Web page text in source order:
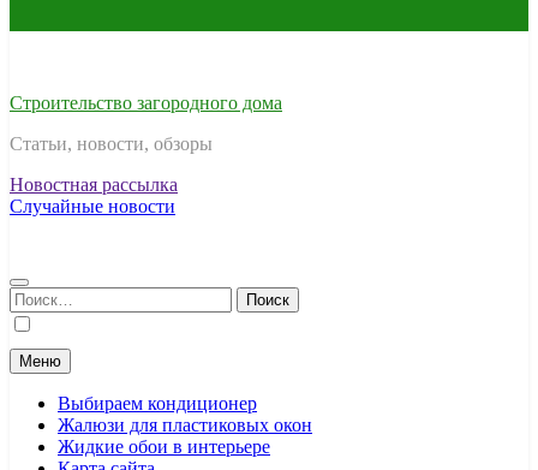
Строительство загородного дома
Статьи, новости, обзоры
Новостная рассылка
Случайные новости
Найти:
Меню
Выбираем кондиционер
Жалюзи для пластиковых окон
Жидкие обои в интерьере